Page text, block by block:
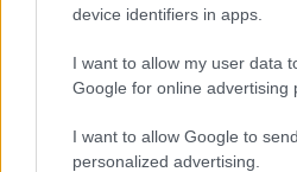
device identifiers in apps.
I want to allow my user data
Google for online advertising
I want to allow Google to
personalized advertising.